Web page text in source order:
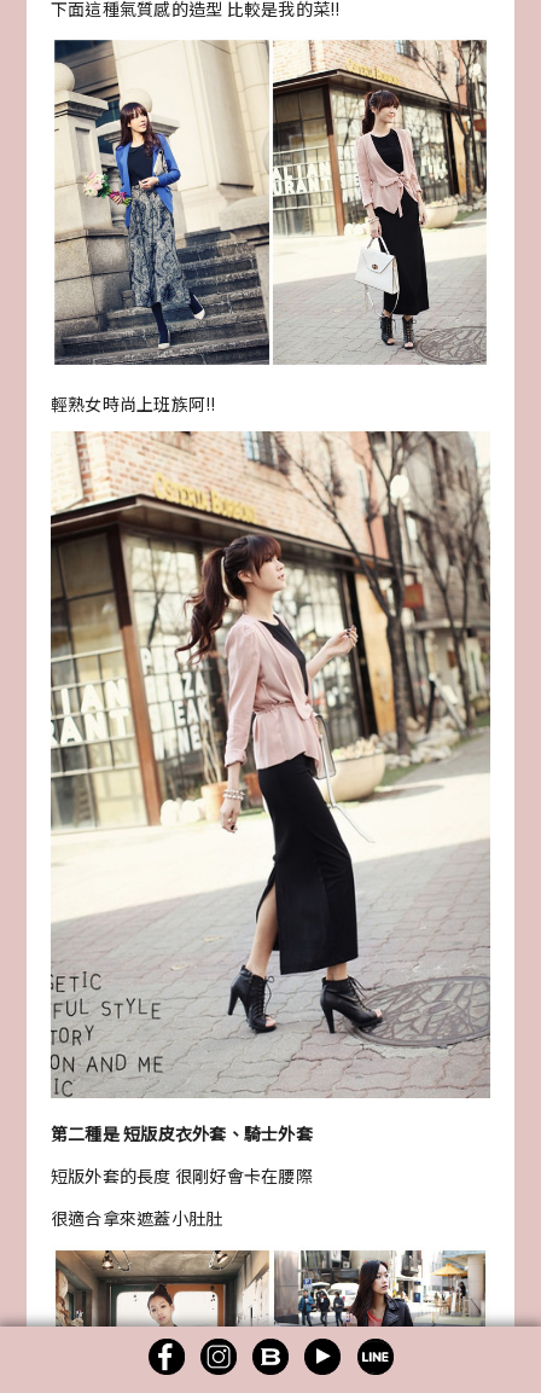
下面這種氣質感的造型 比較是我的菜!!
輕熟女時尚上班族阿!!
第二種是 短版皮衣外套、騎士外套
短版外套的長度 很剛好會卡在腰際
很適合拿來遮蓋小肚肚